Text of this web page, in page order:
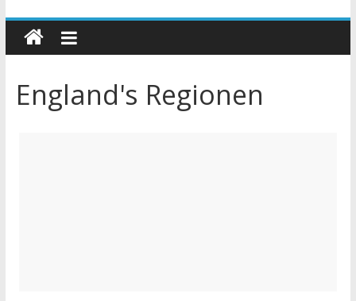
England's Regionen